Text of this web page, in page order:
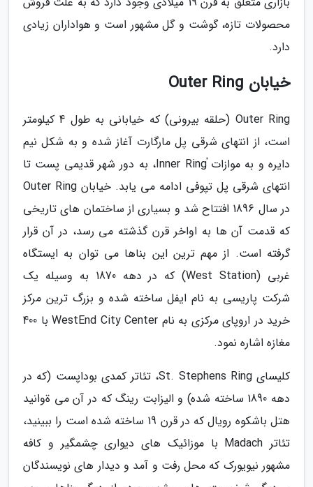
محصولات تازه، گوشت و گل مشهور است و هواداران زیادی
دارد.
خیابان Outer Ring
Outer Ring (حلقه بیرونی) که خیابانی به طول 4 کیلومتر
است، از انتهای شرقی پل مارگارت آغاز شده و به شکل نیم
دایره و به موازات ٰInner Ring، به دور شهر قدیمی پست تا
انتهای شرقی پل تپوفی ادامه می یابد. خیابان Outer Ring
در سال 1896 افتتاح شد و بسیاری از ساختمان های تاریخی
که قدمت آن ها به اواخر قرن گذشته می رسد، در آن قرار
گرفته است. از مهم ترین این بناها می توان به ایستگاه
غربی (West Station) که در دهه 1870 به وسیله یک
شرکت پاریسی به نام ایفل ساخته شده و بزرگ ترین مرکز
خرید در اروپای مرکزی به نام WestEnd City Center با 400
مغازه اشاره نمود.
کلیسای St. Stephens Ring، تئاتر کمدی بوداپست (که در
دهه 1890 ساخته شده) و الیزابت رینگ که در آن می ةوانید
هتل باشکوه رویال که در قرن 19 ساخته شده است را ببینید،
تئاتر Madach با موزائیک های دیواری چشمگیر و کافه
مشهور نیویورک که محل رفت و آمد و دیدار های نویسندگان